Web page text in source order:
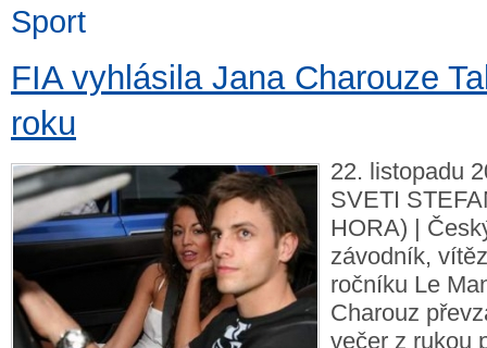
Sport
FIA vyhlásila Jana Charouze
roku
22. listopadu
SVETI
HORA) |
závodník,
ročníku Le
Charouz
večer z rukou